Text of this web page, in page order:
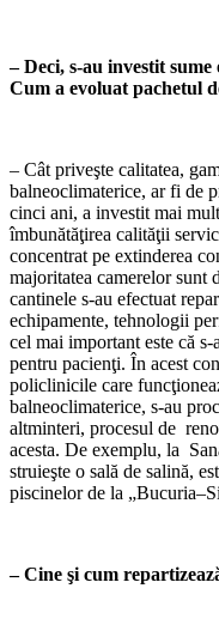
– Deci, s-au investit
Cum a evo­luat pachetul
– Cât priveşte calitatea,
balneoclima­terice, ar fi de
cinci ani, a investit mai
îmbună­tăţirea calităţii
concentrat pe extinderea
majoritatea camerelor sunt
cantinele s-au efectuat
echipamente, tehnologii
cel mai important este că
pentru pacienţi. În acest
policlinicile care
balneoclimaterice, s-au
altmin­teri, procesul de
acesta. De exemplu, la
struieşte o sală de salină,
piscinelor de la
– Cine şi cum